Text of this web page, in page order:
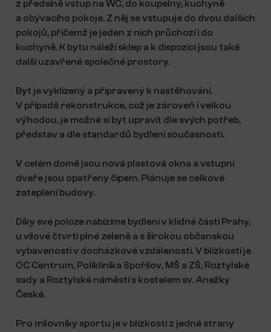
z předsíně vstup na WC, do koupelny, kuchyně
a obývacího pokoje. Z něj se vstupuje do dvou dalších
pokojů, přičemž je jeden z nich průchozí i do
kuchyně. K bytu náleží sklep a k dispozici jsou také
další uzavřené společné prostory.
Byt je vyklizený a připravený k nastěhování.
V případě rekonstrukce, což je zároveň i velkou
výhodou, je možné si byt upravit dle svých potřeb,
představ a dle standardů bydlení současnosti.
V celém domě jsou nová plastová okna a vstupní
dveře jsou opatřeny čipem. Plánuje se celkové
zateplení budovy.
Díky své poloze nabízíme bydlení v klidné části Prahy,
u vilové čtvrti plné zeleně a s širokou občanskou
vybaveností v docházkové vzdálenosti. V blízkosti je
OC Centrum, Poliklinika Spořilov, MŠ a ZŠ, Roztylské
sady a Roztylské náměstí s kostelem sv. Anežky
České.
Pro milovníky sportu je v blízkosti z jedné strany